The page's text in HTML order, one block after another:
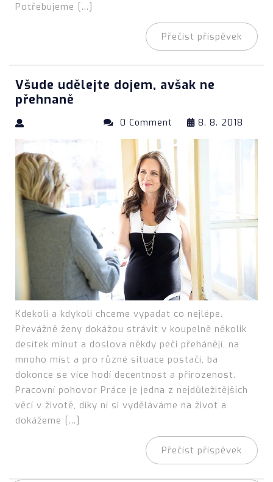
Potřebujeme […]
Přečíst příspěvek
Všude udělejte dojem, avšak ne
přehnaně
8. 8. 2018
0 Comment
Kdekoli a kdykoli chceme vypadat co nejlépe.
Převážně ženy dokážou strávit v koupelně několik
desítek minut a doslova někdy péči přehánějí, na
mnoho míst a pro různé situace postačí, ba
dokonce se více hodí decentnost a přirozenost.
Pracovní pohovor Práce je jedna z nejdůležitějších
věcí v životě, díky ní si vyděláváme na život a
dokážeme […]
Přečíst příspěvek